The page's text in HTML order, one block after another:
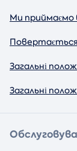
Ми приймаємо
Повертається
Загальні
Загальні